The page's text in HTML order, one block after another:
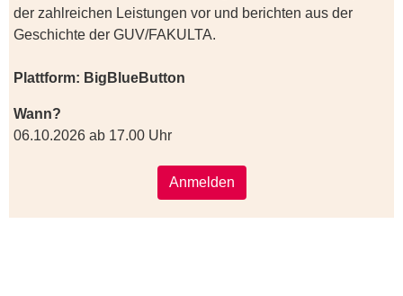
der zahlreichen Leistungen vor und berichten aus der
Geschichte der GUV/FAKULTA.
Plattform: BigBlueButton
Wann?
06.10.2026 ab 17.00 Uhr
Anmelden